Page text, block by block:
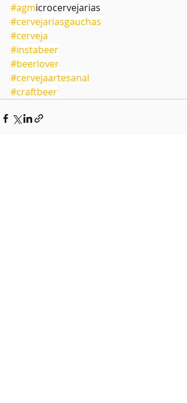
#agmicrocervejarias
#cervejariasgauchas
#cerveja
#instabeer
#beerlover
#cervejaartesanal
#craftbeer